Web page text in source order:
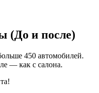
(До и после)
450 автомобилей.
— как с салона.